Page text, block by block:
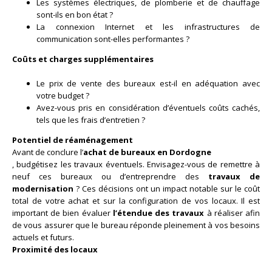
Les systèmes électriques, de plomberie et de chauffage
sont-ils en bon état ?
La connexion Internet et les infrastructures de
communication sont-elles performantes ?
Coûts et charges supplémentaires
Le prix de vente des bureaux est-il en adéquation avec
votre budget ?
Avez-vous pris en considération d’éventuels coûts cachés,
tels que les frais d’entretien ?
Potentiel de réaménagement
Avant de conclure l’achat de bureaux en Dordogne
, budgétisez les travaux éventuels. Envisagez-vous de remettre à
neuf ces bureaux ou d’entreprendre des travaux de
modernisation ? Ces décisions ont un impact notable sur le coût
total de votre achat et sur la configuration de vos locaux. Il est
important de bien évaluer l’étendue des travaux à réaliser afin
de vous assurer que le bureau réponde pleinement à vos besoins
actuels et futurs.
Proximité des locaux